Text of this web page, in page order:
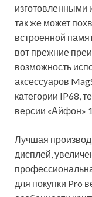
изготовленными
так же может
встроенной
вот прежние
возможность
аксессуаров
категории IP68,
версии «Айфон»
Лучшая
дисплей,
для покупки Pro